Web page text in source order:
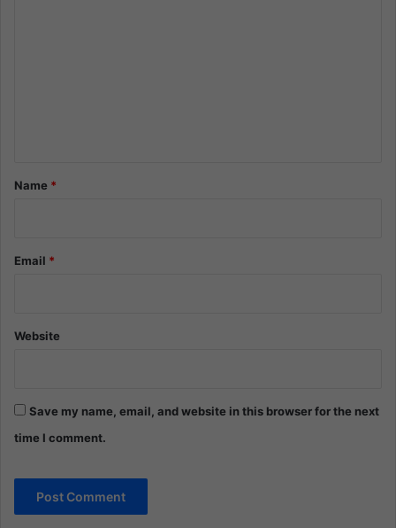
*Name *
Email *
Website
Save my name, email, and website in this browser for the next
time I comment.